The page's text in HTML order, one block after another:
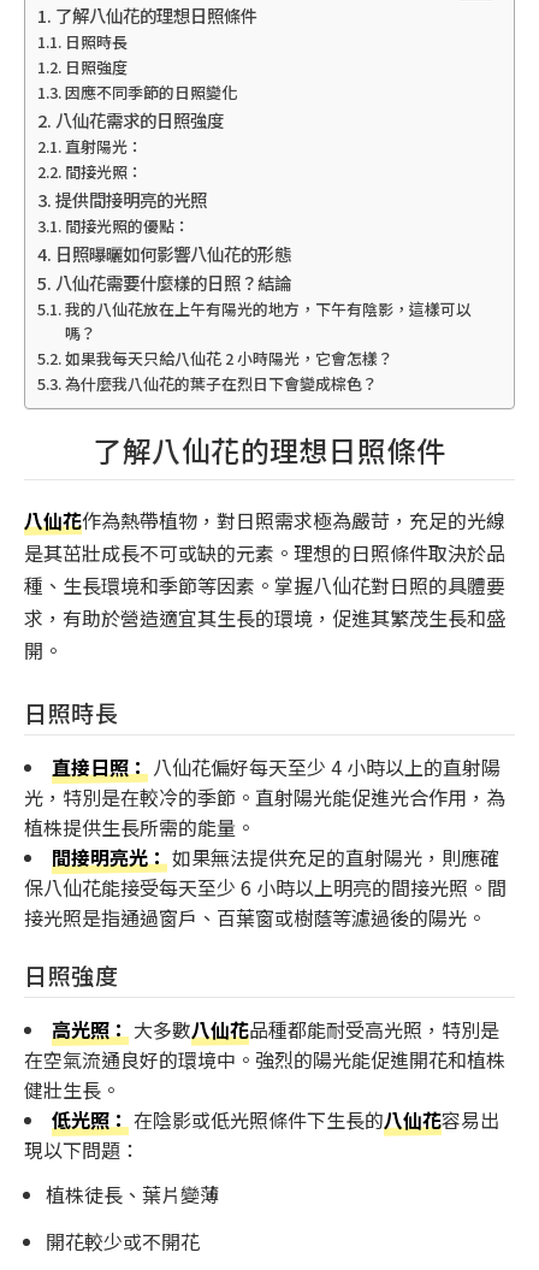
了解八仙花的理想日照條件
日照時長
日照強度
因應不同季節的日照變化
八仙花需求的日照強度
直射陽光：
間接光照：
提供間接明亮的光照
間接光照的優點：
日照曝曬如何影響八仙花的形態
八仙花需要什麼樣的日照？結論
我的八仙花放在上午有陽光的地方，下午有陰影，這樣可以
嗎？
如果我每天只給八仙花 2 小時陽光，它會怎樣？
為什麼我八仙花的葉子在烈日下會變成棕色？
了解八仙花的理想日照條件
八仙花作為熱帶植物，對日照需求極為嚴苛，充足的光線
是其茁壯成長不可或缺的元素。理想的日照條件取決於品
種、生長環境和季節等因素。掌握八仙花對日照的具體要
求，有助於營造適宜其生長的環境，促進其繁茂生長和盛
開。
日照時長
直接日照： 八仙花偏好每天至少 4 小時以上的直射陽
光，特別是在較冷的季節。直射陽光能促進光合作用，為
植株提供生長所需的能量。
間接明亮光：如果無法提供充足的直射陽光，則應確
保八仙花能接受每天至少 6 小時以上明亮的間接光照。間
接光照是指通過窗戶、百葉窗或樹蔭等濾過後的陽光。
日照強度
高光照： 大多數八仙花品種都能耐受高光照，特別是
在空氣流通良好的環境中。強烈的陽光能促進開花和植株
健壯生長。
低光照：在陰影或低光照條件下生長的八仙花容易出
現以下問題：
植株徒長、葉片變薄
開花較少或不開花